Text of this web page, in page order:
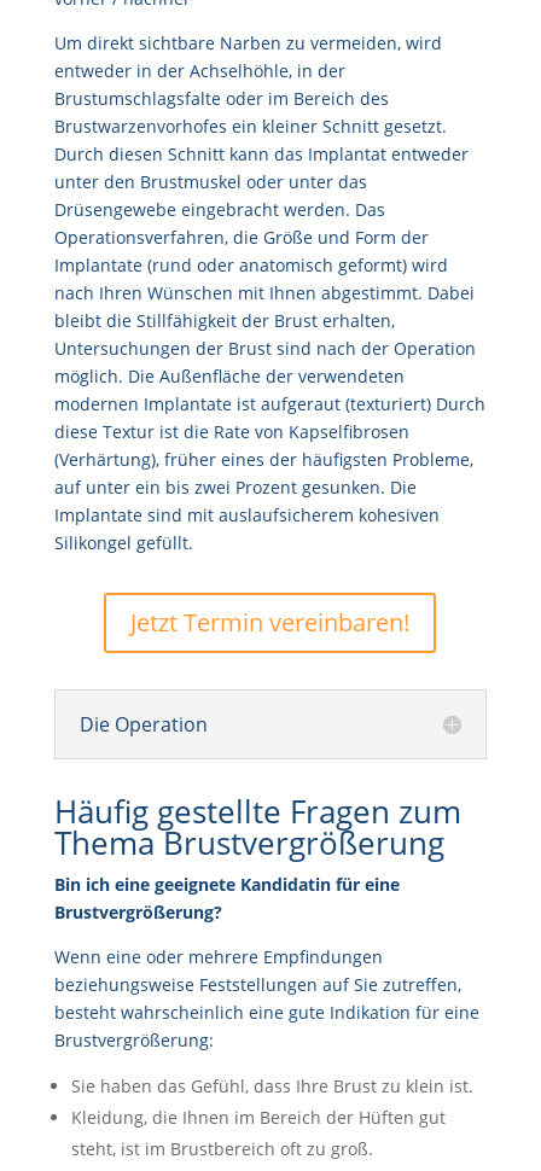
Um direkt sichtbare Narben zu vermeiden, wird
entweder in der Achselhöhle, in der
Brustumschlagsfalte oder im Bereich des
Brustwarzenvorhofes ein kleiner Schnitt gesetzt.
Durch diesen Schnitt kann das Implantat entweder
unter den Brustmuskel oder unter das
Drüsengewebe eingebracht werden. Das
Operationsverfahren, die Größe und Form der
Implantate (rund oder anatomisch geformt) wird
nach Ihren Wünschen mit Ihnen abgestimmt. Dabei
bleibt die Stillfähigkeit der Brust erhalten,
Untersuchungen der Brust sind nach der Operation
möglich. Die Außenfläche der verwendeten
modernen Implantate ist aufgeraut (texturiert) Durch
diese Textur ist die Rate von Kapselfibrosen
(Verhärtung), früher eines der häufigsten Probleme,
auf unter ein bis zwei Prozent gesunken. Die
Implantate sind mit auslaufsicherem kohesiven
Silikongel gefüllt.
Jetzt Termin vereinbaren!
Die Operation
Häufig gestellte Fragen zum
Thema Brustvergrößerung
Bin ich eine geeignete Kandidatin für eine
Brustvergrößerung?
Wenn eine oder mehrere Empfindungen
beziehungsweise Feststellungen auf Sie zutreffen,
besteht wahrscheinlich eine gute Indikation für eine
Brustvergrößerung:
Sie haben das Gefühl, dass Ihre Brust zu klein ist.
Kleidung, die Ihnen im Bereich der Hüften gut
steht, ist im Brustbereich oft zu groß.